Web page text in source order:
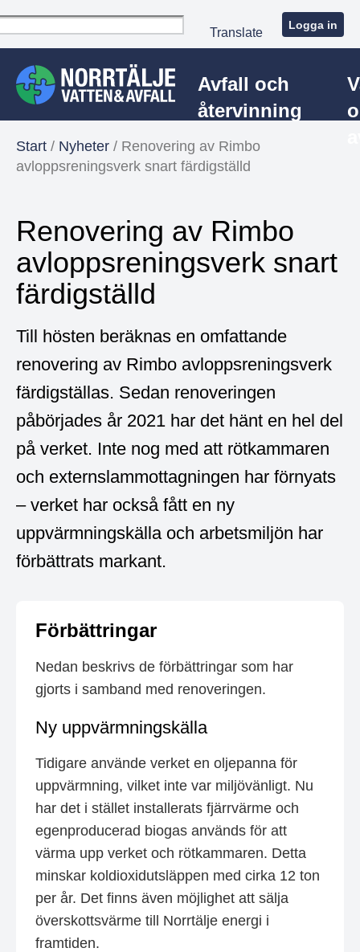
Translate
Logga in
Avfall och
återvinning
Start / Nyheter / Renovering av Rimbo
avloppsreningsverk snart färdigställd
Renovering av Rimbo
avloppsreningsverk snart
färdigställd
Till hösten beräknas en omfattande
renovering av Rimbo avloppsreningsverk
färdigställas. Sedan renoveringen
påbörjades år 2021 har det hänt en hel del
på verket. Inte nog med att rötkammaren
och externslammottagningen har förnyats
– verket har också fått en ny
uppvärmningskälla och arbetsmiljön har
förbättrats markant.
Förbättringar
Nedan beskrivs de förbättringar som har
gjorts i samband med renoveringen.
Ny uppvärmningskälla
Tidigare använde verket en oljepanna för
uppvärmning, vilket inte var miljövänligt. Nu
har det i stället installerats fjärrvärme och
egenproducerad biogas används för att
värma upp verket och rötkammaren. Detta
minskar koldioxidutsläppen med cirka 12 ton
per år. Det finns även möjlighet att sälja
överskottsvärme till Norrtälje energi i
framtiden.